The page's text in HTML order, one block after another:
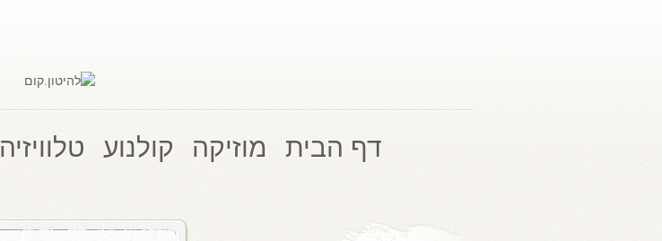
דף הבית מוזיקה קולנוע טלוויזיה